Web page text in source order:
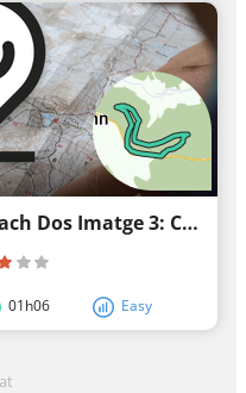
Caminada circular Amorbach Dos Imatge 3: Camí de Orgelschlag
01h06 Easy